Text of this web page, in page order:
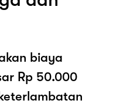
biaya
Rp 50.000